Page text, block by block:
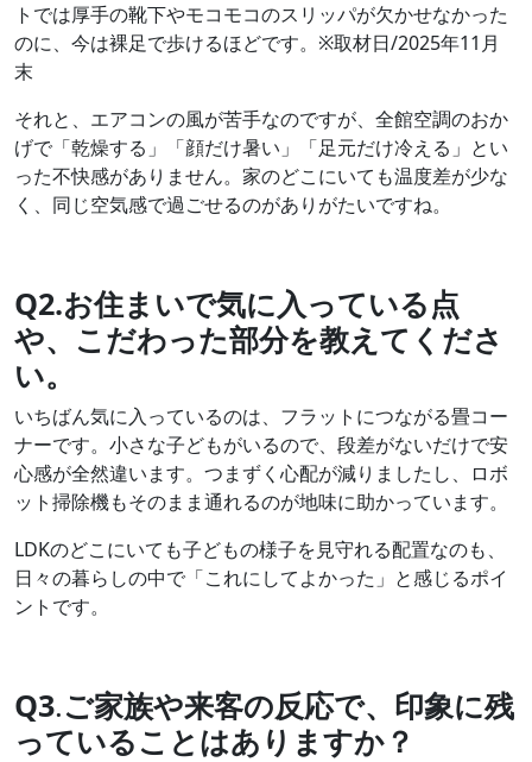
トでは厚手の靴下やモコモコのスリッパが欠かせなかった
のに、今は裸足で歩けるほどです。※取材日/2025年11月
末
それと、エアコンの風が苦手なのですが、全館空調のおか
げで「乾燥する」「顔だけ暑い」「足元だけ冷える」とい
った不快感がありません。家のどこにいても温度差が少な
く、同じ空気感で過ごせるのがありがたいですね。
Q2.お住まいで気に入っている点
や、こだわった部分を教えてくださ
い。
いちばん気に入っているのは、フラットにつながる畳コー
ナーです。小さな子どもがいるので、段差がないだけで安
心感が全然違います。つまずく心配が減りましたし、ロボ
ット掃除機もそのまま通れるのが地味に助かっています。
LDKのどこにいても子どもの様子を見守れる配置なのも、
日々の暮らしの中で「これにしてよかった」と感じるポイ
ントです。
Q3.ご家族や来客の反応で、印象に残
っていることはありますか？